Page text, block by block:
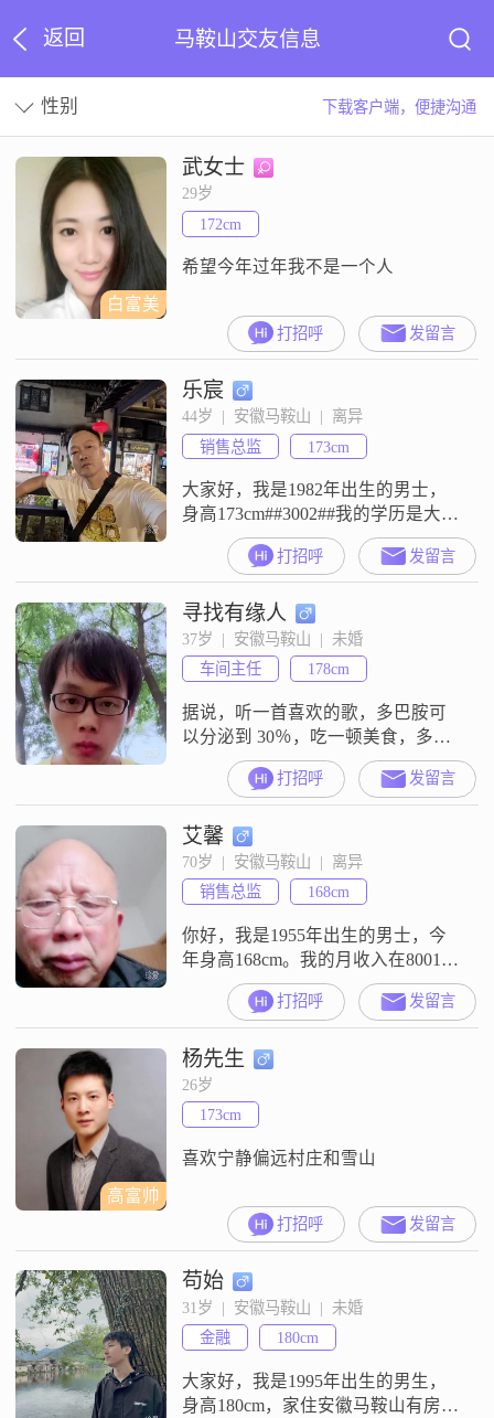
返回 马鞍山交友信息
性别 下载客户端，便捷沟通
白富美
武女士
29岁
172cm
希望今年过年我不是一个人
打招呼 发留言
乐宸
44岁  |  安徽马鞍山  |  离异
销售总监
173cm
大家好，我是1982年出生的男士，
身高173cm##3002##我的学历是大
专，现在在马鞍山工作，月收入在
8001到12000元之间##3002##我的性
格比较随和，容易相处，平时也比
较幽默风趣，情绪比较稳定
##3002##我对生活的态度是活在当
下，比较注重健康养生，平时也会
注意平衡工作与生活##3002##平时
空闲的
打招呼 发留言
寻找有缘人
37岁  |  安徽马鞍山  |  未婚
车间主任
178cm
据说，听一首喜欢的歌，多巴胺可
以分泌到 30％，吃一顿美食，多巴
胺可以分泌到 60%，遇到一个喜欢
的人和他谈恋爱可以分泌 100%。能
否遇到喜欢的人只能听天命，但听
喜欢的歌和吃美食几乎都是我们力
所能及就能实现的小美好。
打招呼 发留言
艾馨
70岁  |  安徽马鞍山  |  离异
销售总监
168cm
你好，我是1955年出生的男士，今
年身高168cm。我的月收入在8001元
到12000元之间，工作地在马鞍山，
学历是大专。我是一个稳重可靠的
人，平时做事很有责任感，对待生
活也一直保持乐观积极的态度。在
和人相处的时候，我很有耐心，也
比较包容，平时性格成熟稳重，对
人也真诚可靠。平时我比较注重健
康养生，生活习惯上勤俭节约。如
打招呼 发留言
高富帅
杨先生
26岁
173cm
喜欢宁静偏远村庄和雪山
打招呼 发留言
苟始
31岁  |  安徽马鞍山  |  未婚
金融
180cm
大家好，我是1995年出生的男生，
身高180cm，家住安徽马鞍山有房有